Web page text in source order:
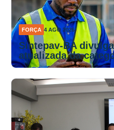
FORÇA 4 AGO 2026
Sintepav-BA
atualizada da